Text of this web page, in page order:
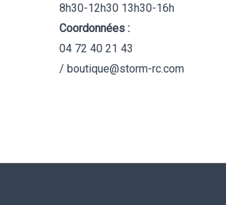
8h30-12h30 13h30-16h
Coordonnées :
04 72 40 21 43
/ boutique@storm-rc.com